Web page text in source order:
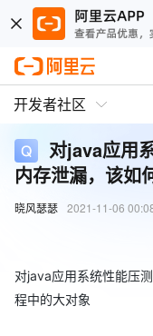
开发者社区
对java应用
内存泄漏，该如
晓风瑟瑟 2021-11-06
对java应用系统性能压
程中的大对象